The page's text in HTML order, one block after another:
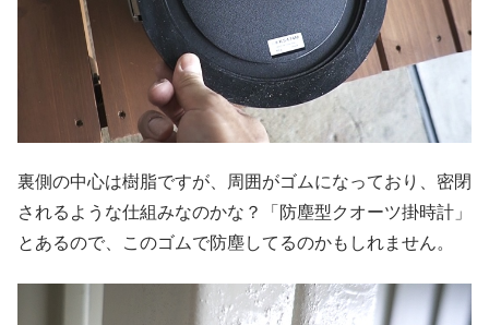
裏側の中心は樹脂ですが、周囲がゴムになっており、密閉
されるような仕組みなのかな？「防塵型クオーツ掛時計」
とあるので、このゴムで防塵してるのかもしれません。